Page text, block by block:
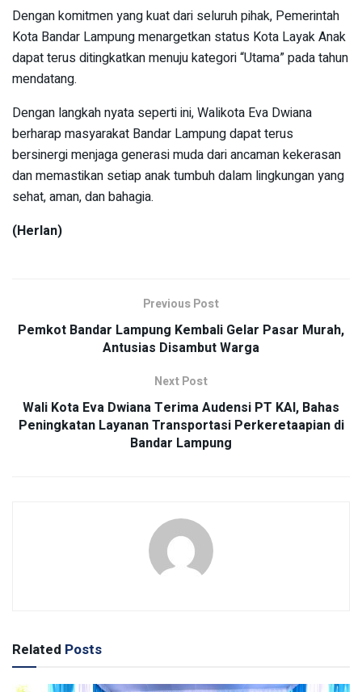
Dengan komitmen yang kuat dari seluruh pihak, Pemerintah
Kota Bandar Lampung menargetkan status Kota Layak Anak
dapat terus ditingkatkan menuju kategori “Utama” pada tahun
mendatang.
Dengan langkah nyata seperti ini, Walikota Eva Dwiana
berharap masyarakat Bandar Lampung dapat terus
bersinergi menjaga generasi muda dari ancaman kekerasan
dan memastikan setiap anak tumbuh dalam lingkungan yang
sehat, aman, dan bahagia.
(Herlan)
Previous Post
Pemkot Bandar Lampung Kembali Gelar Pasar Murah,
Antusias Disambut Warga
Next Post
Wali Kota Eva Dwiana Terima Audensi PT KAI, Bahas
Peningkatan Layanan Transportasi Perkeretaapian di
Bandar Lampung
Related Posts